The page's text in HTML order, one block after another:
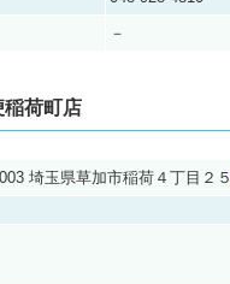
－
稲荷町店
埼玉県草加市稲荷４丁目２５